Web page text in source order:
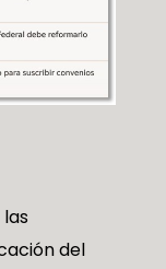
las
del